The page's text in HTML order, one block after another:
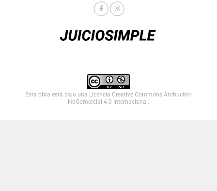
Esta obra está bajo una Licencia Creative Commons Atribución-
NoComercial 4.0 Internacional .